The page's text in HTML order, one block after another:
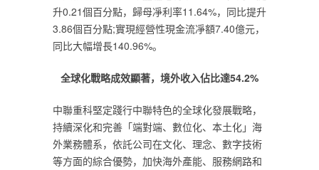
升0.21個百分點，歸母凈利率11.64%，同比提升
3.86個百分點;實現經營性現金流凈額7.40億元，
同比大幅增長140.96%。
全球化戰略成效顯著，境外收入佔比達54.2%
中聯重科堅定踐行中聯特色的全球化發展戰略，
持續深化和完善「端對端、數位化、本土化」海
外業務體系，依託公司在文化、理念、數字技術
等方面的綜合優勢，加快海外產能、服務網路和